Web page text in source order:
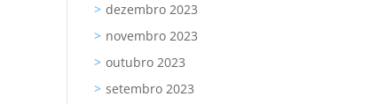
dezembro 2023
novembro 2023
outubro 2023
setembro 2023